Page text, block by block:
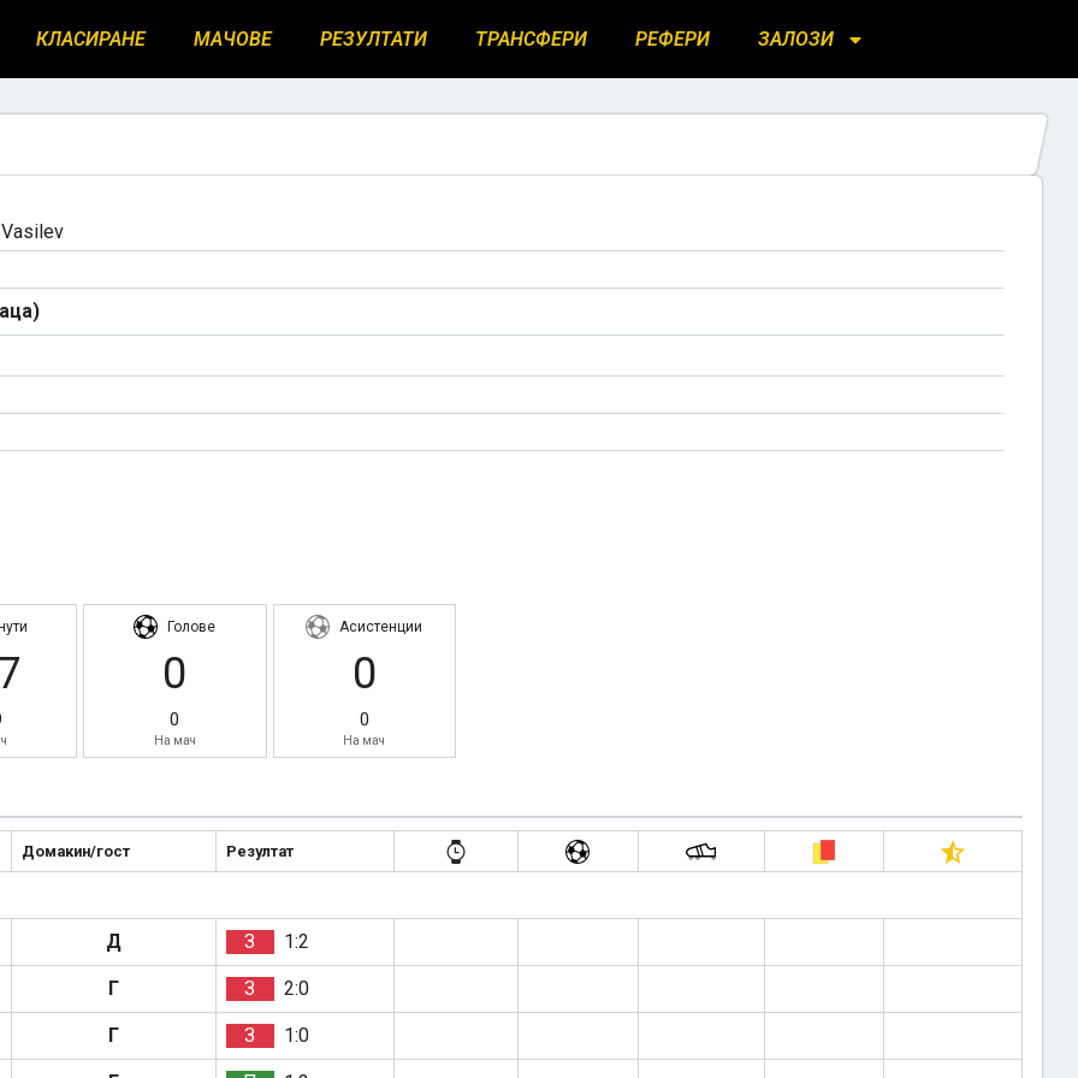
КЛАСИРАНЕ МАЧОВЕ РЕЗУЛТАТИ ТРАНСФЕРИ РЕФЕРИ ЗАЛОЗИ
Голове
0
0
На мач
Асистенции
0
0
На мач
Домакин/гост Резултат
Д З 1:2
Г З 2:0
Г З 1:0